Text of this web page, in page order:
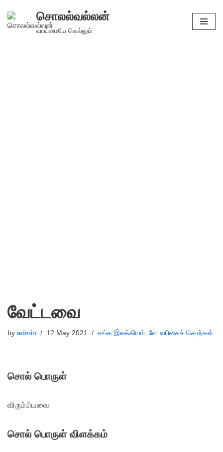
Skip
சொலல்வல்லன்
வாய்மையே வெல்லும்
வேட்டவை
by admin 12 May 2021 சங்க இலக்கியம், வே வரிசைச் சொற்கள்
சொல் பொருள்
விரும்பியவை
சொல் பொருள் விளக்கம்